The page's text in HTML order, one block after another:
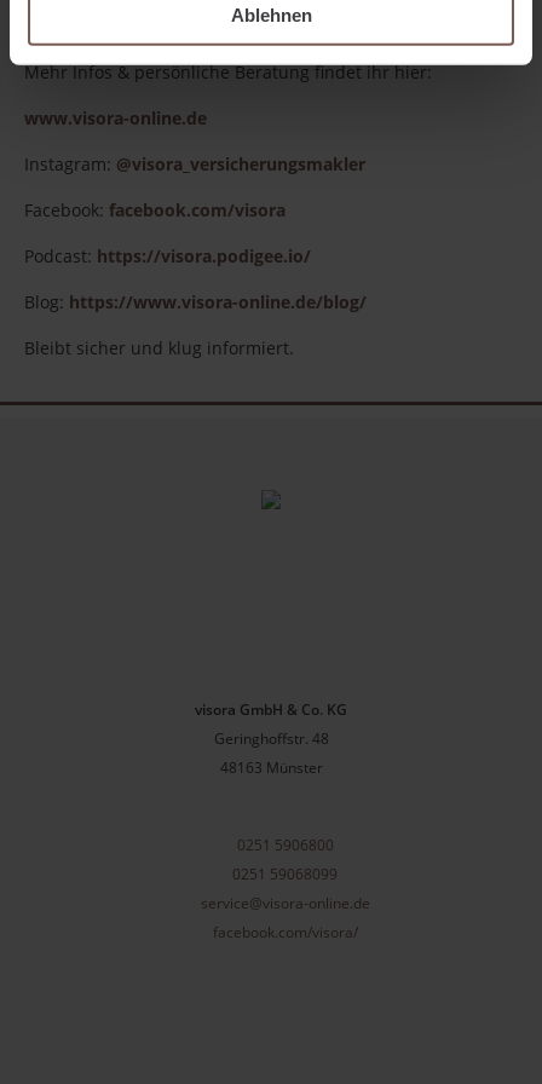
Ablehnen
den Urlaub starten könnt.
Mehr Infos & persönliche Beratung findet ihr hier:
www.visora-online.de
Instagram: @visora_versicherungsmakler
Facebook: facebook.com/visora
Podcast: https://visora.podigee.io/
Blog: https://www.visora-online.de/blog/
Bleibt sicher und klug informiert.
visora GmbH & Co. KG
Geringhoffstr. 48
48163 Münster
0251 5906800
0251 59068099
service@visora-online.de
facebook.com/visora/